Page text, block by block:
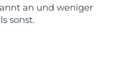
an und weniger
sonst.